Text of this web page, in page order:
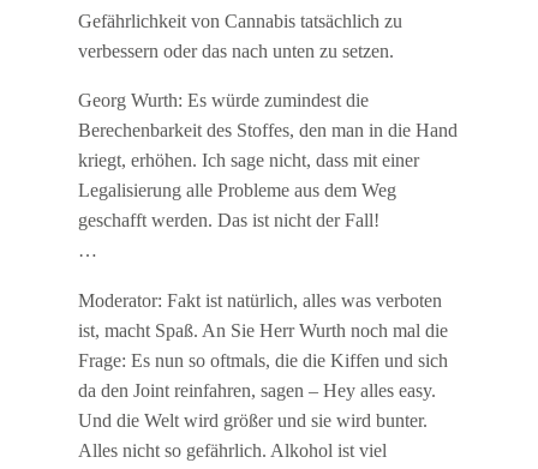
Gefährlichkeit von Cannabis tatsächlich zu
verbessern oder das nach unten zu setzen.
Georg Wurth: Es würde zumindest die
Berechenbarkeit des Stoffes, den man in die Hand
kriegt, erhöhen. Ich sage nicht, dass mit einer
Legalisierung alle Probleme aus dem Weg
geschafft werden. Das ist nicht der Fall!
…
Moderator: Fakt ist natürlich, alles was verboten
ist, macht Spaß. An Sie Herr Wurth noch mal die
Frage: Es nun so oftmals, die die Kiffen und sich
da den Joint reinfahren, sagen – Hey alles easy.
Und die Welt wird größer und sie wird bunter.
Alles nicht so gefährlich. Alkohol ist viel